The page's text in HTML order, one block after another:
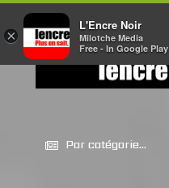
Par catégorie...
×
L'Encre Noir
Milotche Media
Free - In Google Play